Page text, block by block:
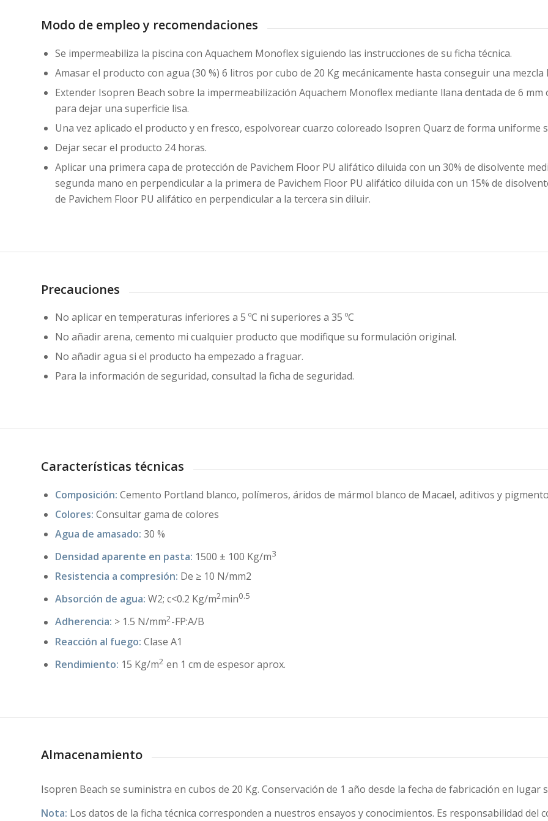
Modo de empleo y recomendaciones
Se impermeabiliza la piscina con Aquachem Monoflex siguiendo las instrucciones de su ficha técnica.
Amasar el producto con agua (30 %) 6 litros por cubo de 20 Kg mecánicamente hasta conseguir una
Extender Isopren Beach sobre la impermeabilización Aquachem Monoflex mediante llana dentada de 6
para dejar una superficie lisa.
Una vez aplicado el producto y en fresco, espolvorear cuarzo coloreado Isopren Quarz de forma uniforme
Dejar secar el producto 24 horas.
Aplicar una primera capa de protección de Pavichem Floor PU alifático diluida con un 30% de disolvente
segunda mano en perpendicular a la primera de Pavichem Floor PU alifático diluida con un 15% de
de Pavichem Floor PU alifático en perpendicular a la tercera sin diluir.
Precauciones
No aplicar en temperaturas inferiores a 5 ºC ni superiores a 35 ºC
No añadir arena, cemento mi cualquier producto que modifique su formulación original.
No añadir agua si el producto ha empezado a fraguar.
Para la información de seguridad, consultad la ficha de seguridad.
Características técnicas
Composición: Cemento Portland blanco, polímeros, áridos de mármol blanco de Macael, aditivos y
Colores: Consultar gama de colores
Agua de amasado: 30 %
Densidad aparente en pasta: 1500 ± 100 Kg/m3
Resistencia a compresión: De ≥ 10 N/mm2
Absorción de agua: W2; c<0.2 Kg/m2min0.5
Adherencia: > 1.5 N/mm2-FP:A/B
Reacción al fuego: Clase A1
Rendimiento: 15 Kg/m2 en 1 cm de espesor aprox.
Almacenamiento
Isopren Beach se suministra en cubos de 20 Kg. Conservación de 1 año desde la fecha de fabricación en lugar
Nota: Los datos de la ficha técnica corresponden a nuestros ensayos y conocimientos. Es responsabilidad del